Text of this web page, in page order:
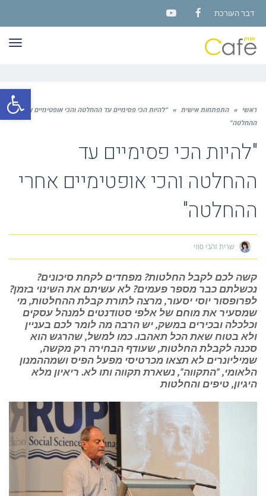
פתח
דבר העורכת
Facebook
YouTube
ראשי » התפתחות אישית » "להיות הכי פסימיים עד ההחלטה והכי אופטימיים אחרי
ההחלטה"
"להיות הכי פסימיים עד
ההחלטה והכי אופטימיים אחרי
ההחלטה"
שרית זהבי סוזי
קשה לכם לקבל החלטות? מפחדים לקחת סיכונים?
נכשלתם כבר מספר פעמים? לא עשיתם את השינוי בזמן?
לפרופסור יוסי יסעור, מרצה לתורת קבלת ההחלטות, מי
שמסעיר את מוחם של אלפי סטודנטים למנהל עסקים
וכלכלה ובכירים במשק, יש הרבה מה לומר לכם בעניין
ולא בטוח שאת הכל תאהבו. כמו למשל, שהרגש הוא
סכנה לקבלת החלטות, שעודף הבחירה רק מקשה,
שמיליונרים לא תצאו מכרטיסי מפעל הפיס ושמההמנון
הלאומי, "התקווה", נשארת תקווה ותו לא. ריאיון מלא
היגיון, טיפים והחלטות